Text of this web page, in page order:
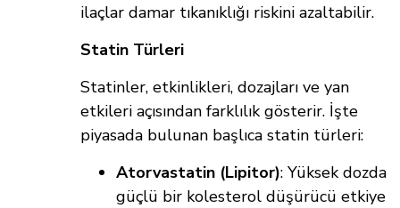
ilaçlar damar tıkanıklığı riskini azaltabilir.
Statin Türleri
Statinler, etkinlikleri, dozajları ve yan
etkileri açısından farklılık gösterir. İşte
piyasada bulunan başlıca statin türleri:
Atorvastatin (Lipitor): Yüksek dozda
güçlü bir kolesterol düşürücü etkiye